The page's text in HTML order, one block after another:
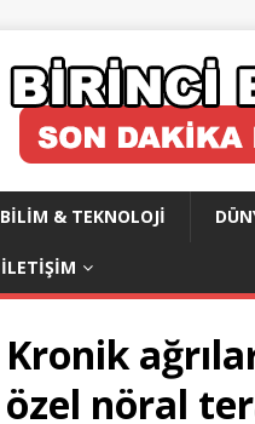
BILIM & TEKNOLOJI
İLETIŞIM
Kronik
özel nöral